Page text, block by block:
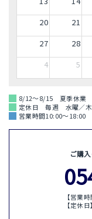
20
21
27
28
4
5
8/12～8/15 夏季休業
定休日 毎週 水曜／
営業時間10:00～18:00
ご購
【営業
【定休